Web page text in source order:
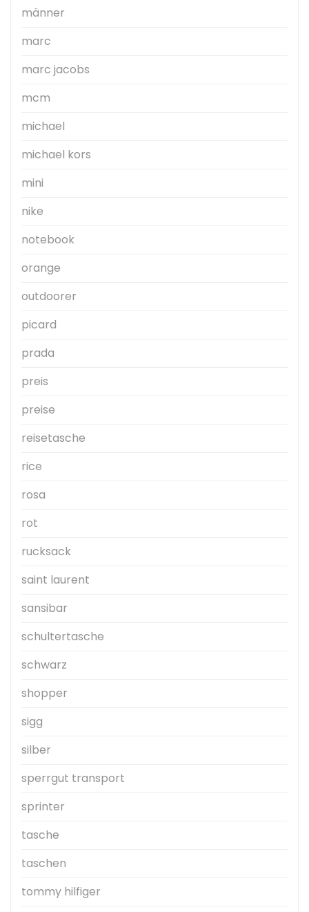
männer
marc
marc jacobs
mcm
michael
michael kors
mini
nike
notebook
orange
outdoorer
picard
prada
preis
preise
reisetasche
rice
rosa
rot
rucksack
saint laurent
sansibar
schultertasche
schwarz
shopper
sigg
silber
sperrgut transport
sprinter
tasche
taschen
tommy hilfiger